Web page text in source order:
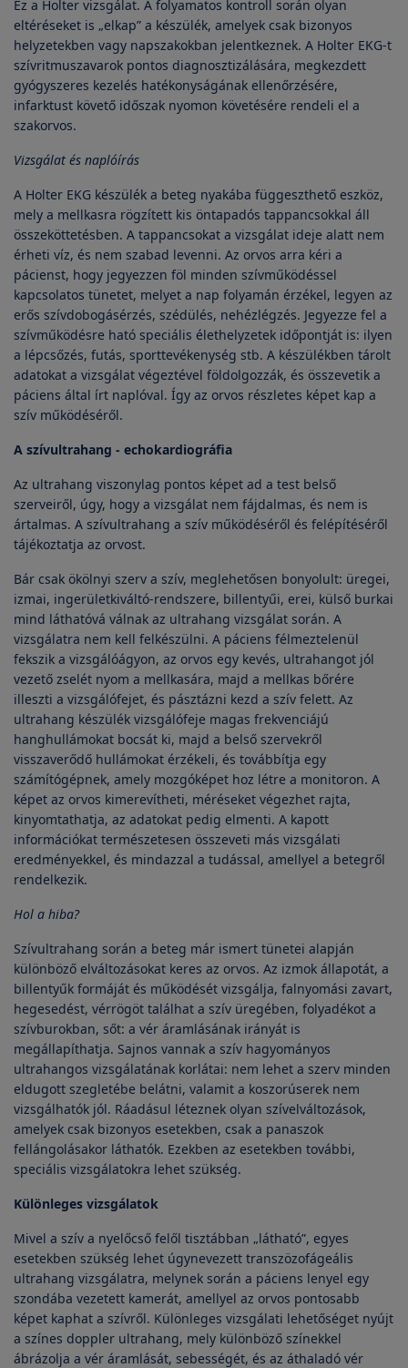
Ez a Holter vizsgálat. A folyamatos kontroll során olyan
eltéréseket is „elkap” a készülék, amelyek csak bizonyos
helyzetekben vagy napszakokban jelentkeznek. A Holter EKG-t
szívritmuszavarok pontos diagnosztizálására, megkezdett
gyógyszeres kezelés hatékonyságának ellenőrzésére,
infarktust követő időszak nyomon követésére rendeli el a
szakorvos.
Vizsgálat és naplóírás
A Holter EKG készülék a beteg nyakába függeszthető eszköz,
mely a mellkasra rögzített kis öntapadós tappancsokkal áll
összeköttetésben. A tappancsokat a vizsgálat ideje alatt nem
érheti víz, és nem szabad levenni. Az orvos arra kéri a
pácienst, hogy jegyezzen föl minden szívműködéssel
kapcsolatos tünetet, melyet a nap folyamán érzékel, legyen az
erős szívdobogásérzés, szédülés, nehézlégzés. Jegyezze fel a
szívműködésre ható speciális élethelyzetek időpontját is: ilyen
a lépcsőzés, futás, sporttevékenység stb. A készülékben tárolt
adatokat a vizsgálat végeztével földolgozzák, és összevetik a
páciens által írt naplóval. Így az orvos részletes képet kap a
szív működéséről.
A szívultrahang - echokardiográfia
Az ultrahang viszonylag pontos képet ad a test belső
szerveiről, úgy, hogy a vizsgálat nem fájdalmas, és nem is
ártalmas. A szívultrahang a szív működéséről és felépítéséről
tájékoztatja az orvost.
Bár csak ökölnyi szerv a szív, meglehetősen bonyolult: üregei,
izmai, ingerületkiváltó-rendszere, billentyűi, erei, külső burkai
mind láthatóvá válnak az ultrahang vizsgálat során. A
vizsgálatra nem kell felkészülni. A páciens félmeztelenül
fekszik a vizsgálóágyon, az orvos egy kevés, ultrahangot jól
vezető zselét nyom a mellkasára, majd a mellkas bőrére
illeszti a vizsgálófejet, és pásztázni kezd a szív felett. Az
ultrahang készülék vizsgálófeje magas frekvenciájú
hanghullámokat bocsát ki, majd a belső szervekről
visszaverődő hullámokat érzékeli, és továbbítja egy
számítógépnek, amely mozgóképet hoz létre a monitoron. A
képet az orvos kimerevítheti, méréseket végezhet rajta,
kinyomtathatja, az adatokat pedig elmenti. A kapott
információkat természetesen összeveti más vizsgálati
eredményekkel, és mindazzal a tudással, amellyel a betegről
rendelkezik.
Hol a hiba?
Szívultrahang során a beteg már ismert tünetei alapján
különböző elváltozásokat keres az orvos. Az izmok állapotát, a
billentyűk formáját és működését vizsgálja, falnyomási zavart,
hegesedést, vérrögöt találhat a szív üregében, folyadékot a
szívburokban, sőt: a vér áramlásának irányát is
megállapíthatja. Sajnos vannak a szív hagyományos
ultrahangos vizsgálatának korlátai: nem lehet a szerv minden
eldugott szegletébe belátni, valamit a koszorúserek nem
vizsgálhatók jól. Ráadásul léteznek olyan szívelváltozások,
amelyek csak bizonyos esetekben, csak a panaszok
fellángolásakor láthatók. Ezekben az esetekben további,
speciális vizsgálatokra lehet szükség.
Különleges vizsgálatok
Mivel a szív a nyelőcső felől tisztábban „látható”, egyes
esetekben szükség lehet úgynevezett transzözofágeális
ultrahang vizsgálatra, melynek során a páciens lenyel egy
szondába vezetett kamerát, amellyel az orvos pontosabb
képet kaphat a szívről. Különleges vizsgálati lehetőséget nyújt
a színes doppler ultrahang, mely különböző színekkel
ábrázolja a vér áramlását, sebességét, és az áthaladó vér